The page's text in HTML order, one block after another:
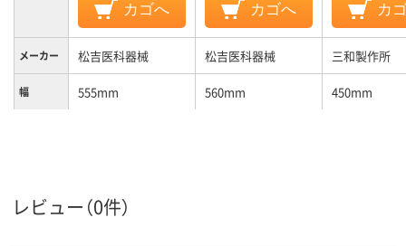
カゴへ カゴへ カ
メーカー 松吉医科器械 松吉医科器械 三和製作所
幅 555mm 560mm 450mm
キャスタ
ー
φ75mm(双輪)、あり
レビュー（0件）